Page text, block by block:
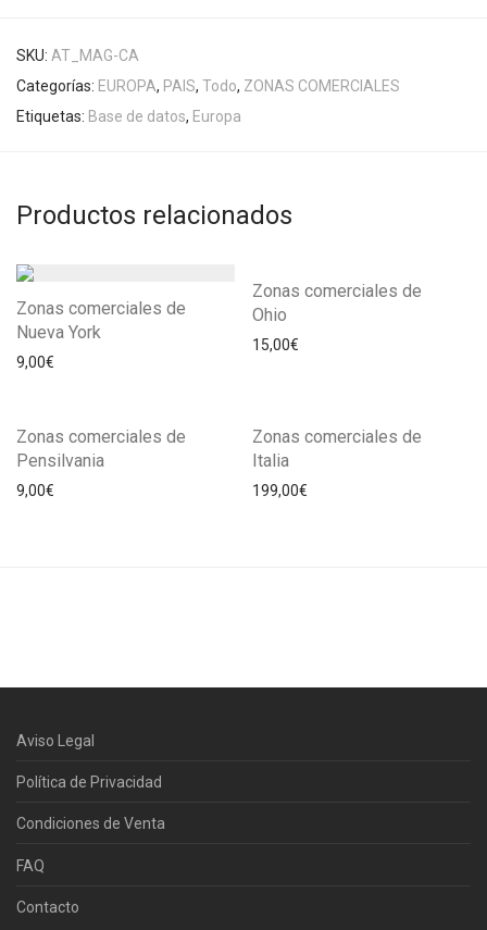
SKU: AT_MAG-CA
Categorías: EUROPA, PAIS, Todo, ZONAS COMERCIALES
Etiquetas: Base de datos, Europa
Productos relacionados
Zonas comerciales de
Nueva York
9,00€
Zonas comerciales de
Ohio
15,00€
Zonas comerciales de
Pensilvania
9,00€
Zonas comerciales de
Italia
199,00€
Aviso Legal
Política de Privacidad
Condiciones de Venta
FAQ
Contacto